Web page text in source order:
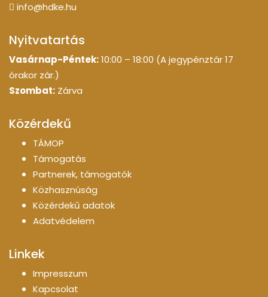
info@hdke.hu
Nyitvatartás
Vasárnap-Péntek:10:00 – 18:00 (A jegypénztár 17
órakor zár.)
Szombat: Zárva
Közérdekű
TÁMOP
Támogatás
Partnerek, támogatók
Közhasznúság
Közérdekű adatok
Adatvédelem
Linkek
Impresszum
Kapcsolat